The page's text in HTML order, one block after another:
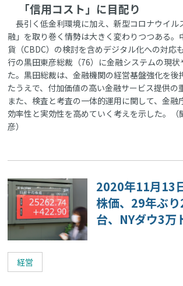
「信用コスト」に目配り
長引く低金利環境に加え、新型コロナウイル
融」を取り巻く情勢は大きく変わりつつある。
貨（CBDC）の検討を含めデジタル化への対応
行の黒田東彦総裁（76）に金融システムの現
た。黒田総裁は、金融機関の経営基盤強化を後
たうえで、付加価値の高い金融サービス提供の
また、検査と考査の一体的運用に関して、金融
効率性と実効性を高めていく考えを示した。
彦）
2020年11月13
株価、29年ぶ
台、NYダウ3万
経営